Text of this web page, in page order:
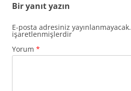
Bir yanıt yazın
E-posta adresiniz yayınlanmayacak.
işaretlenmişlerdir
Yorum *